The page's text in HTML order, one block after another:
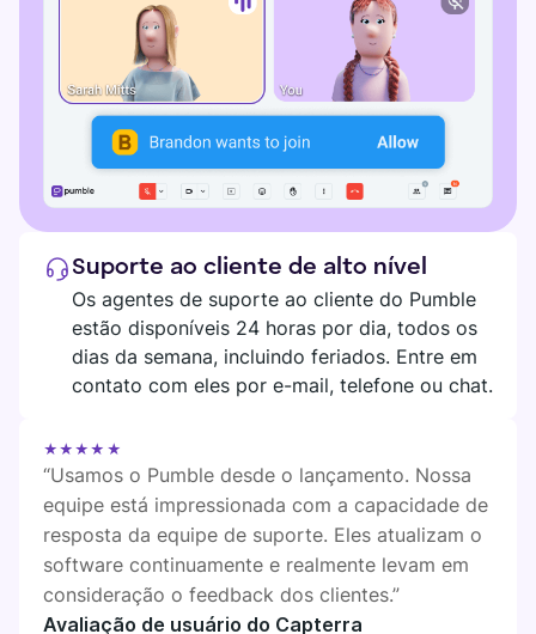
Suporte ao cliente de alto nível
Os agentes de suporte ao cliente do Pumble
estão disponíveis 24 horas por dia, todos os
dias da semana, incluindo feriados. Entre em
contato com eles por e-mail, telefone ou chat.
★★★★★
“Usamos o Pumble desde o lançamento. Nossa
equipe está impressionada com a capacidade de
resposta da equipe de suporte. Eles atualizam o
software continuamente e realmente levam em
consideração o feedback dos clientes.”
Avaliação de usuário do Capterra